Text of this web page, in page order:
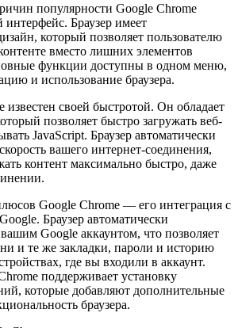
популярности Google Chrome
интерфейс. Браузер имеет
который позволяет пользователю
вместо лишних элементов
функции доступны в одном меню,
и использование браузера.
известен своей быстротой. Он обладает
позволяет быстро загружать веб-
JavaScript. Браузер автоматически
вашего интернет-соединения,
контент максимально быстро, даже
Google Chrome — его интеграция с
Браузер автоматически
Google аккаунтом, что позволяет
и те же закладки, пароли и историю
где вы входили в аккаунт.
поддерживает установку
которые добавляют дополнительные
браузера.